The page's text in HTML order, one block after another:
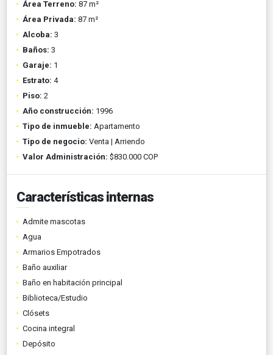
Área Terreno: 87 m²
Área Privada: 87 m²
Alcoba: 3
Baños: 3
Garaje: 1
Estrato: 4
Piso: 2
Año construcción: 1996
Tipo de inmueble: Apartamento
Tipo de negocio: Venta | Arriendo
Valor Administración: $830.000 COP
Características internas
Admite mascotas
Agua
Armarios Empotrados
Baño auxiliar
Baño en habitación principal
Biblioteca/Estudio
Clósets
Cocina integral
Depósito